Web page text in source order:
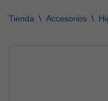
Tienda \ Accesorios \